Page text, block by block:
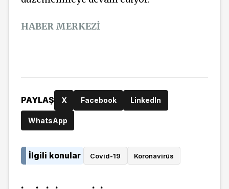
HABER MERKEZİ
PAYLAŞ X Facebook LinkedIn
WhatsApp
İlgili konular Covid-19 Koronavirüs